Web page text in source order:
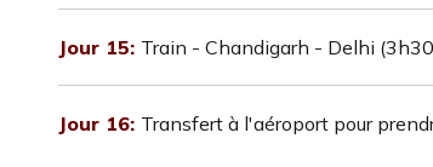
Jour 15: Train - Chandigarh - Delhi
Jour 16: Transfert à l'aéroport pour